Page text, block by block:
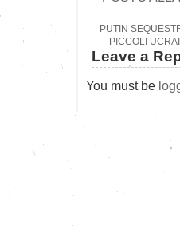
PUTIN
PICCOLI
Leave a
You must be